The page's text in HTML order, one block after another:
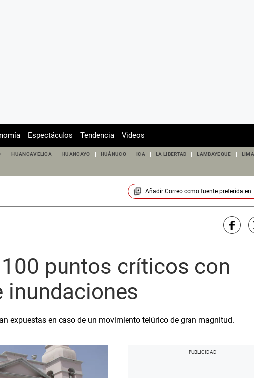
Espectáculos Tendencia Videos
HUANCAVELICA HUANCAYO HUÁNUCO ICA LA LIBERTAD LAMBAYEQUE LIMA
Añadir Correocomo fuente preferida en
puntos críticos con
inundaciones
expuestas en caso de un movimiento telúrico de gran magnitud.